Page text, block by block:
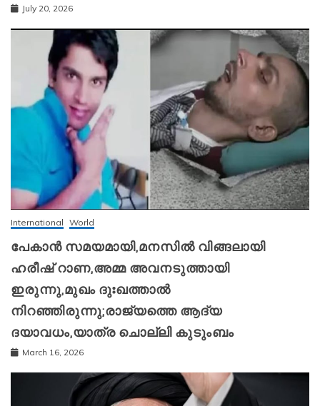
July 20, 2026
International World
പേകാൻ സമയമായി,മനസിൽ വിങ്ങലായി
ഹരീഷ് റാണ,അമ്മ അവനടുത്തായി
ഇരുന്നു,മുഖം ദുഃഖത്താൽ
നിറഞ്ഞിരുന്നു;രാജ്യത്തെ ആദ്യ
ദയാവധം,യാത്ര ചൊല്ലി കുടുംബം
March 16, 2026